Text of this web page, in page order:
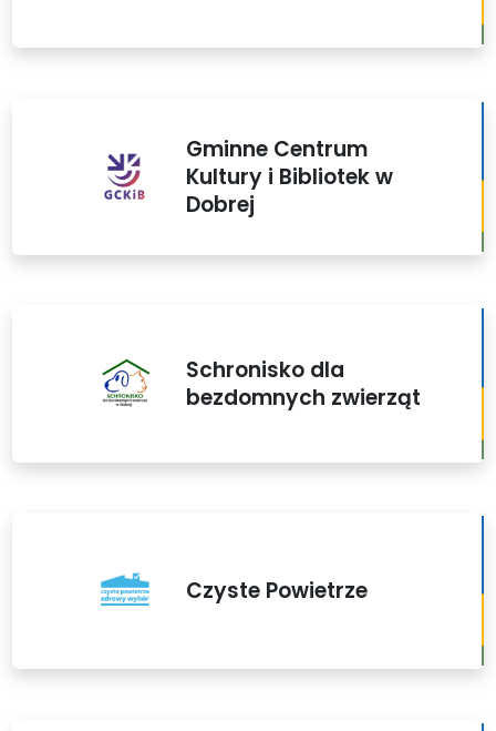
Gminne Centrum
Kultury i Bibliotek w
Dobrej
Schronisko dla
bezdomnych zwierząt
Czyste Powietrze